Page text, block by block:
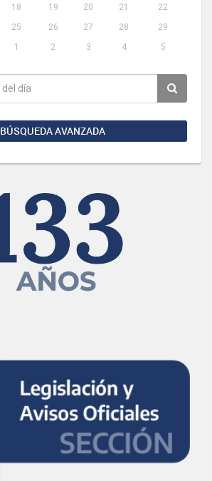
18 19 20 21
22
25 26 27 28
29
1 2 3 4 5
BÚSQUEDA AVANZADA